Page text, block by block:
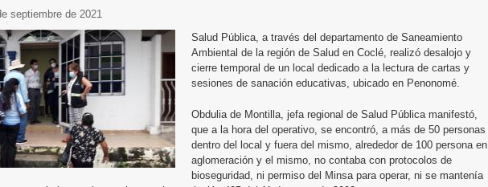
septiembre de 2021
Salud Pública, a través del departamento de Saneamiento
Ambiental de la región de Salud en Coclé, realizó desalojo y
cierre temporal de un local dedicado a la lectura de cartas y
sesiones de sanación educativas, ubicado en Penonomé.
Obdulia de Montilla, jefa regional de Salud Pública manifestó,
que a la hora del operativo, se encontró, a más de 50 personas
dentro del local y fuera del mismo, alrededor de 100 persona en
aglomeración y el mismo, no contaba con protocolos de
bioseguridad, ni permiso del Minsa para operar, ni se mantenía